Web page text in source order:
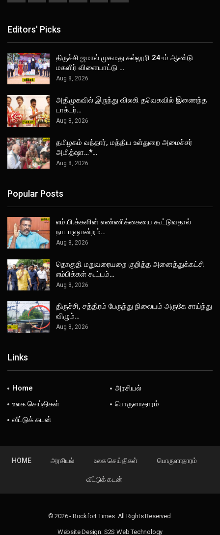
Editors' Picks
திருச்சி ஜமால் முகமது கல்லூரி 24-ம் ஆண்டு
மகளிர் விளையாட்டு …
Aug 8, 2026
அதிமுகவில் இருந்து விலகி தவெகவில் இணைந்த
டாக்டர்…
Aug 8, 2026
தமிழகம் வந்தார், மத்திய உள்துறை அமைச்சர்
அமித்ஷா…*…
Aug 8, 2026
Popular Posts
எம்.பி.க்களின் எண்ணிக்கையை கூட்டுவதால்
நாடாளுமன்றம்…
Aug 8, 2026
தொகுதி மறுவரையறை குறித்த அனைத்துக்கட்சி
எம்பிக்கள் கூட்டம்…
Aug 8, 2026
திருச்சி, சத்திரம் பேருந்து நிலையம் அருகே சாய்ந்து
விழும்…
Aug 8, 2026
Links
Home
அரசியல்
உலக செய்திகள்
பொருளாதாரம்
வீட்டுக் கடன்
HOME அரசியல் உலக செய்திகள் பொருளாதாரம்
வீட்டுக் கடன்
© 2026 - Rockfort Times. All Rights Reserved.
Website Design: S2S Web Technology